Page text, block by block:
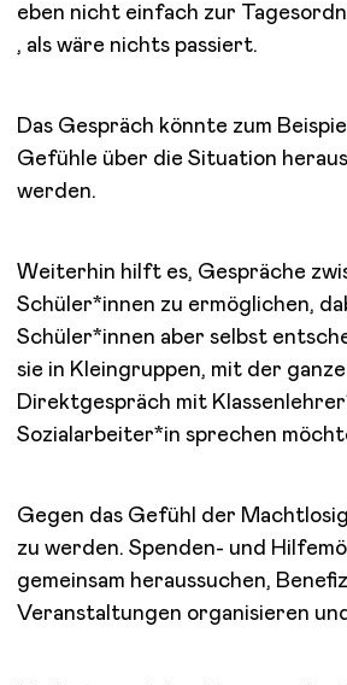
eben nicht einfach zur
, als wäre nichts passiert.
Das Gespräch könnte zum
Gefühle über die Situation
werden.
Weiterhin hilft es, Gespräche
Schüler*innen zu ermöglichen,
Schüler*innen aber selbst
sie in Kleingruppen, mit der
Direktgespräch mit
Sozialarbeiter*in sprechen
Gegen das Gefühl der
zu werden. Spenden- und
gemeinsam heraussuchen,
Veranstaltungen organisieren